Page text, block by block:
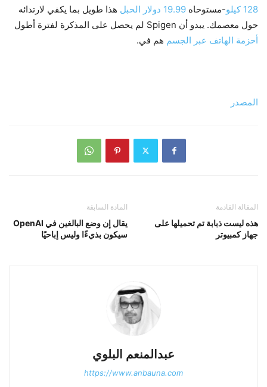
128 كيلو
-مستوحاه 19.99 دولار الحبل
هذا طويل بما يكفي لارتدائه
حول معصمك. يبدو أن Spigen لم يحصل على المذكرة لفترة أطول
أحزمة الهاتف عبر الجسم هم في.
المصدر
المادة السابقة
يقال إن وضع البالغين في OpenAI
سيكون بذيءًا وليس إباحيًا
المقالة القادمة
هذه ليست ذبابة تم تحميلها على
جهاز كمبيوتر
عبدالمنعم البلوي
https://www.anbauna.com